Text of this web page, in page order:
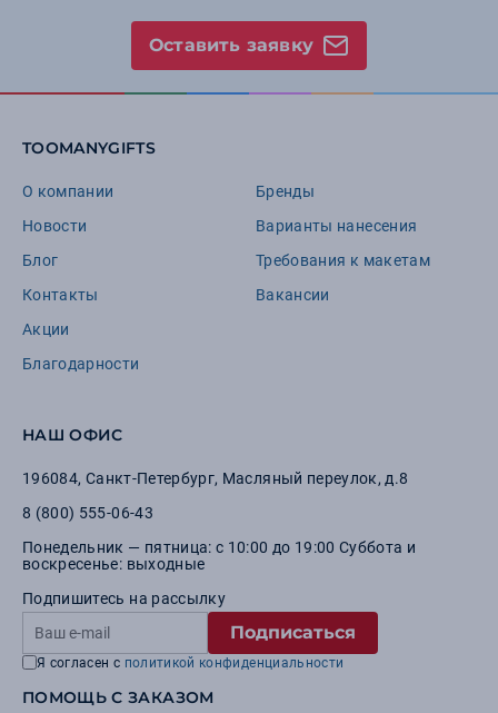
Оставить заявку
TOOMANYGIFTS
О компании
Новости
Блог
Контакты
Акции
Благодарности
Бренды
Варианты нанесения
Требования к макетам
Вакансии
НАШ ОФИС
196084, Санкт-Петербург, Масляный переулок, д.8
8 (800) 555-06-43
Понедельник — пятница: с 10:00 до 19:00 Суббота и
воскресенье: выходные
Подпишитесь на рассылку
Подписаться
Я согласен с политикой конфиденциальности
ПОМОЩЬ С ЗАКАЗОМ